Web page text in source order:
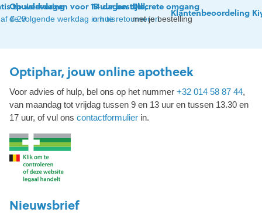
thuislevering
€ 29
Op werkdagen voor 15 uur besteld,
de volgende werkdag in huis
14 dagen tijd
om te retourneren
Discrete omgang
met je bestelling
Klantenbeoordeling
Optiphar, jouw online apotheek
Voor advies of hulp, bel ons op het nummer +32 014 58 87 44,
van maandag tot vrijdag tussen 9 en 13 uur en tussen 13.30 en
17 uur, of vul ons contactformulier in.
Nieuwsbrief